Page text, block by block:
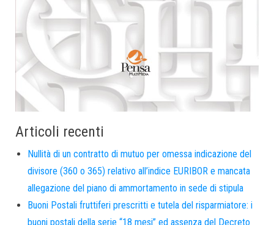
Articoli recenti
Nullità di un contratto di mutuo per omessa indicazione del
divisore (360 o 365) relativo all’indice EURIBOR e mancata
allegazione del piano di ammortamento in sede di stipula
Buoni Postali fruttiferi prescritti e tutela del risparmiatore: i
buoni postali della serie “18 mesi” ed assenza del Decreto